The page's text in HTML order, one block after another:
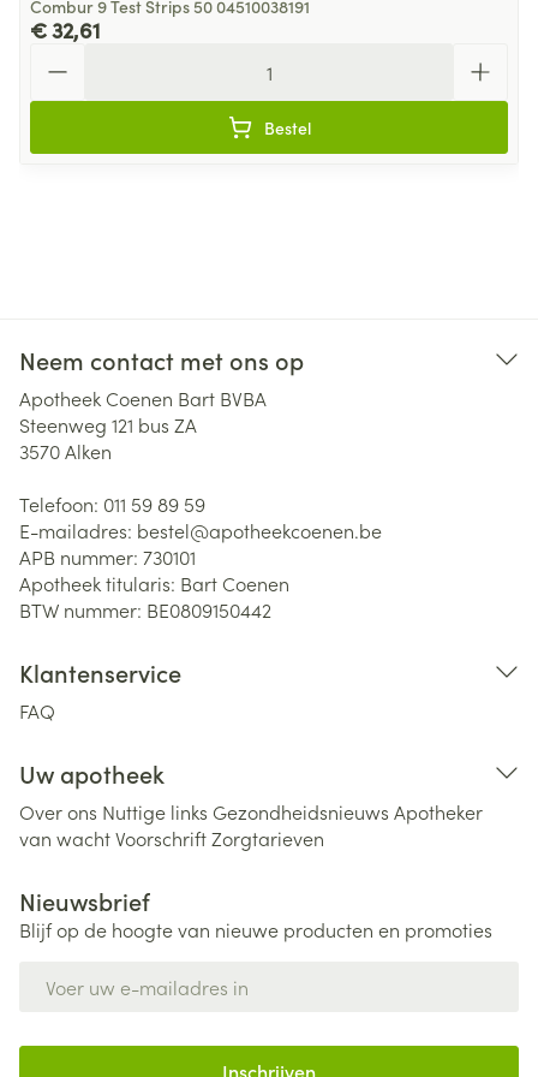
Combur 9 Test Strips 50 04510038191
€ 32,61
Bestel
Neem contact met ons op
Apotheek Coenen Bart BVBA
Steenweg 121 bus ZA
3570Alken
Telefoon: 011 59 89 59
E-mailadres: bestel@apotheekcoenen.be
APB nummer: 730101
Apotheek titularis: Bart Coenen
BTW nummer: BE0809150442
Klantenservice
FAQ
Uw apotheek
Over ons Nuttige links Gezondheidsnieuws Apotheker
van wachtVoorschriftZorgtarieven
Nieuwsbrief
Blijf op de hoogte van nieuwe producten en promoties
Inschrijven